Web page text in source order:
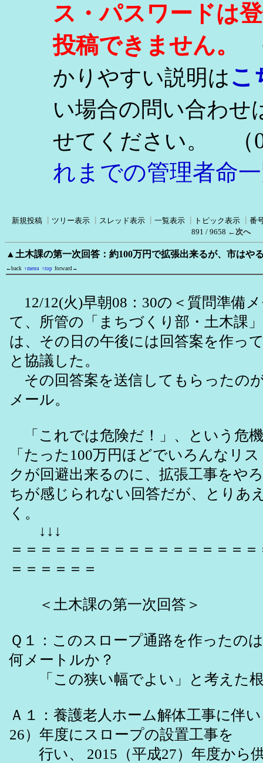
ス・パスワードは
投稿できません。
かりやすい説明はこ
い場合の問い合わせ
せてください。
（
れまでの管理者命
新規投稿 ツリー表示 スレッド表示 一覧表示 トピック表示
番
891 / 9658 ←次へ
▲土木課の第一次回答：約100万円で拡張出来るが、市はや
←back ↑menu ↑top forward→
12/12(火)早朝08：30の＜質問準備
て、所管の「まちづくり部・土木課」
は、その日の午後には回答案を作っ
と協議した。
その回答案を送信してもらったの
メール。
「これでは危険だ！」、という危
「たった100万円ほどでいろんなリス
クが回避出来るのに、拡張工事をや
ちが感じられない回答だが、とりあ
く。
↓↓↓
＝＝＝＝＝＝＝＝＝＝＝＝＝＝＝＝
＝＝＝＝＝＝
＜土木課の第一次回答＞
Ｑ１：このスロープ通路を作ったの
何メートルか？
「この狭い幅でよい」と考えた根
Ａ１：養護老人ホーム解体工事に伴
26）年度にスロープの設置工事を
行い、 2015（平成27）年度から